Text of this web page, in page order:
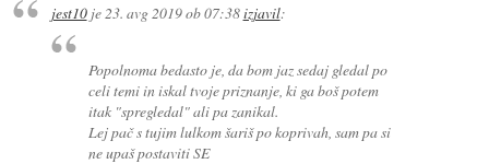
jest10je23. avg 2019 ob 07:38izjavil:
Popolnoma bedasto je, da bom jaz sedaj gledal po
celi temi in iskal tvoje priznanje, ki ga boš potem
itak "spregledal" ali pa zanikal.
Lej pač s tujim lulkom šariš po koprivah, sam pa si
ne upaš postaviti SE